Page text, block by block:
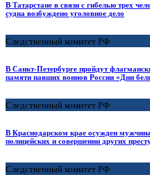
В Татарстане в связи с гибелью трех
судна возбуждено уголовное дело
Следственный комитет РФ
В Санкт-Петербурге пройдут
памяти павших воинов России «Дни
Следственный комитет РФ
В Краснодарском крае осужден
полицейских и совершении других
Следственный комитет РФ